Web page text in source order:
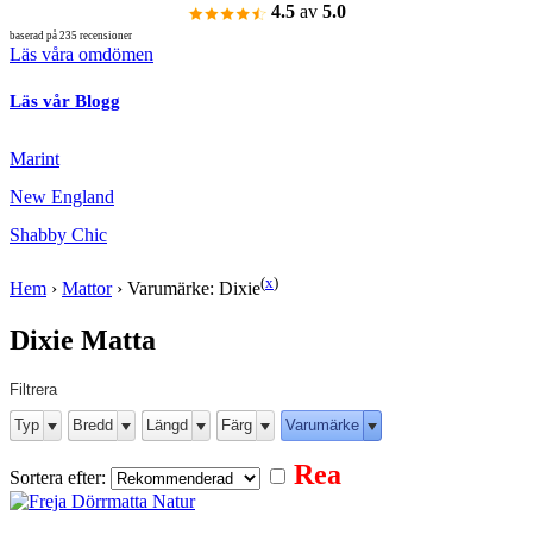
4.5 av 5.0
baserad på 235 recensioner
Läs våra omdömen
Läs vår Blogg
Marint
New England
Shabby Chic
Hem › Mattor› Varumärke: Dixie(x)
Dixie Matta
Filtrera
Typ
Bredd Längd Färg Varumärke
Sortera efter: Rea